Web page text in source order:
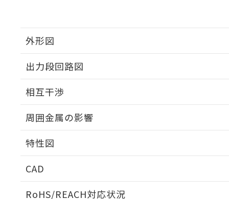
外形図
出力段回路図
相互干渉
周囲金属の影響
特性図
CAD
RoHS/REACH対応状況